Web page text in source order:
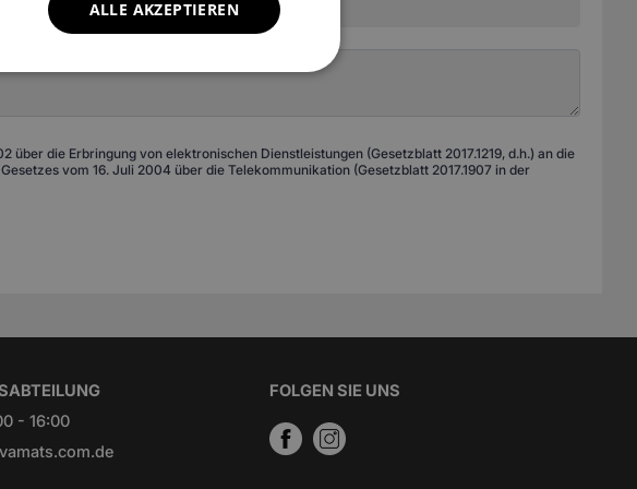
die Erbringung von elektronischen Dienstleistungen (Gesetzblatt 2017.1219, d.h.) an die
vom 16. Juli 2004 über die Telekommunikation (Gesetzblatt 2017.1907 in der
- 16:00
FOLGEN SIE UNS
ALLE AKZEPTIEREN